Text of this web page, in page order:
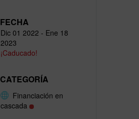
FECHA
Dic 01 2022 - Ene 18
2023
¡Caducado!
CATEGORÍA
Financiación en
cascada